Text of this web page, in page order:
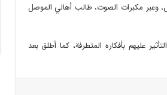
وعبر مكبرات الصوت، طالب أهالي الموصل
عليهم بأفكاره المتطرفة، كما أطلق بعد